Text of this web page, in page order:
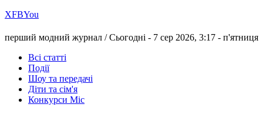
ХFBYou
перший модний журнал /Сьогодні - 7 сер 2026, 3:17 - п'ятниця
Всі статті
Події
Шоу та передачі
Діти та сім'я
Конкурси Міс